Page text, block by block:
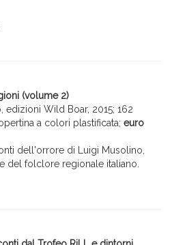
(volume 2)
edizioni Wild Boar, 2015; 162
a colori plastificata; euro
dell'orrore di Luigi Musolino,
del folclore regionale italiano.